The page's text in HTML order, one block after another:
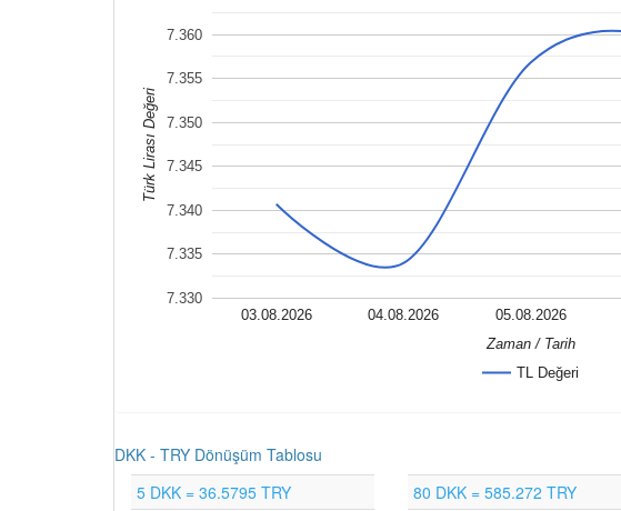
TL Değeri
03.08.2026 04.08.2026 05.08.2026
7.330
7.335
7.340
7.345
7.350
7.355
7.360
Zaman / Tarih
Türk Lirası Değeri
DKK - TRY Dönüşüm Tablosu
5 DKK = 36.5795 TRY
80 DKK = 585.272 TRY